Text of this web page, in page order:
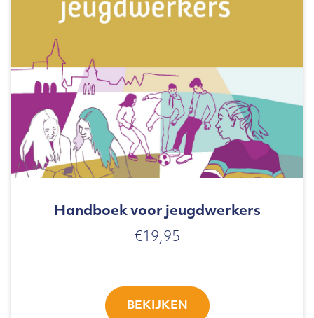
Handboek voor jeugdwerkers
€19,95
BEKIJKEN